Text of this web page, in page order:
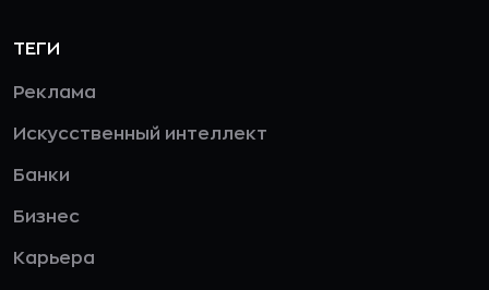
ТЕГИ
Реклама
Искусственный интеллект
Банки
Бизнес
Карьера